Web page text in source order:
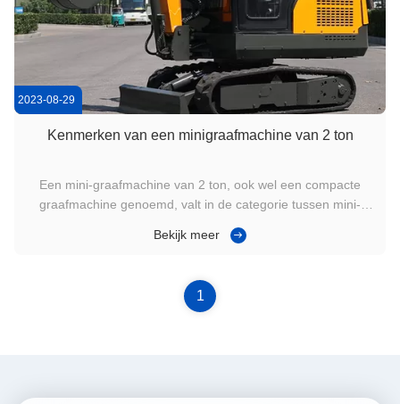
2023-08-29
Kenmerken van een minigraafmachine van 2 ton
Een mini-graafmachine van 2 ton, ook wel een compacte
graafmachine genoemd, valt in de categorie tussen mini-
afmetingen en capaciteiten maken het geschikt voor een
twee ton zware ...
Bekijk meer
1